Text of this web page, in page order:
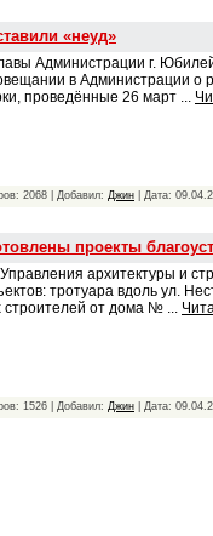
«неуд»
Администрации г.
в Администрации о
проведённые 26 март ...
2068 | Добавил: Джин | Дата:
проекты
архитектуры и
тротуара вдоль ул.
строителей от дома № ...
1526 | Добавил: Джин | Дата: